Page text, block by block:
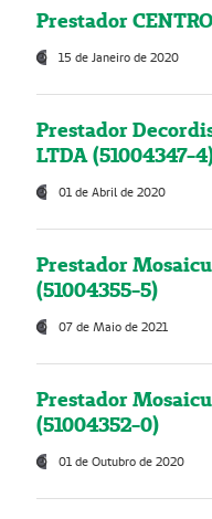
Prestador
15 de Janeiro de 2020
Prestador
LTDA (51004347-
01 de Abril de 2020
Prestador
(51004355-5)
07 de Maio de 2021
Prestador
(51004352-0)
01 de Outubro de 2020